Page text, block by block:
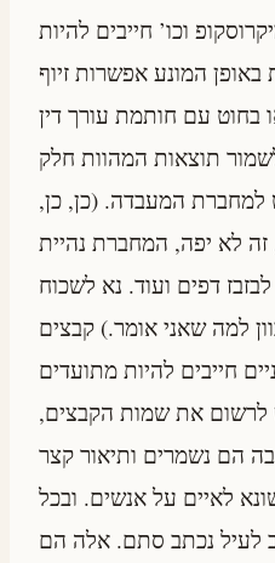
וכו’ חייבים להיות
המונע אפשרות זיוף
בחוט עם חותמת עורך דין
תוצאות המהוות חלק
המעבדה. (כן, כן,
זה לא יפה, המחברת נהיית
דפים ועוד. נא לשכוח
למה שאני אומר.) קבצים
חייבים להיות מתועדים
לרשום את שמות הקבצים,
הם נשמרים ותיאור קצר
לאיים על אנשים. ובכל
לעיל נכתב סתם. אלה הם